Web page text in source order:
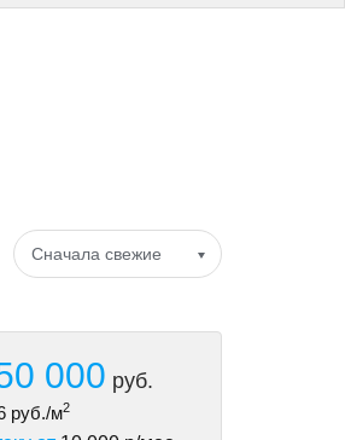
Сначала свежие
000 руб.
руб./м2